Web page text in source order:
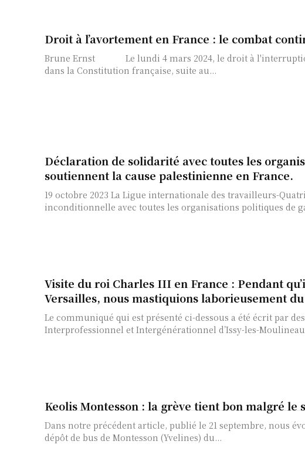
Droit à l’avortement en France : le combat
Brune Ernst Le lundi 4 mars 2024, le droit à l'interruption volontaire de grossesse (IVG) a été inscrit
dans la Constitution française, suite au...
Déclaration de solidarité avec toutes les
soutiennent la cause palestinienne en France.
19 octobre 2023 La Ligue internationale des travailleurs-Quatrième Internationale exprime sa solidarité
inconditionnelle avec toutes les organisations politiques de
Visite du roi Charles III en France : Pendant
Versailles, nous mastiquions laborieusement
Le communiqué qui est présenté ci-dessous a été écrit par
Interprofessionnel et Intergénérationnel d’Issy-les-
Keolis Montesson : la grève tient bon malgré
Dans notre précédent article, publié le 21 septembre, nous
dépôt de bus de Montesson (Yvelines) du...